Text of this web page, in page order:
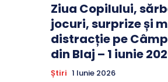
Ziua Copilului,
jocuri, surprize și
distracție pe
din Blaj – 1 iunie
Știri 1 Iunie 2026